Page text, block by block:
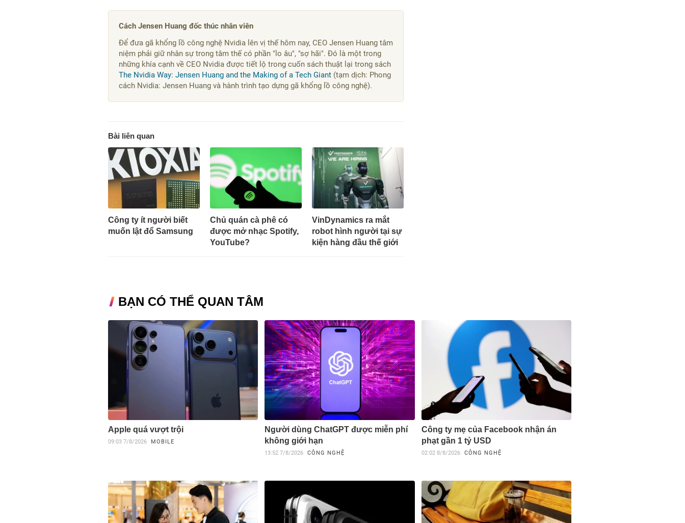
Cách Jensen Huang đốc thúc nhân viên
Để đưa gã khổng lồ công nghệ Nvidia lên vị thế hôm nay, CEO Jensen Huang tâm
niệm phải giữ nhân sự trong tâm thế có phần "lo âu", "sợ hãi". Đó là một trong
những khía cạnh về CEO Nvidia được tiết lộ trong cuốn sách thuật lại trong sách
The Nvidia Way: Jensen Huang and the Making of a Tech Giant (tạm dịch: Phong
cách Nvidia: Jensen Huang và hành trình tạo dựng gã khổng lồ công nghệ).
Bài liên quan
Công ty ít người biết
muốn lật đổ Samsung
Chủ quán cà phê có
được mở nhạc Spotify,
YouTube?
VinDynamics ra mắt
robot hình người tại sự
kiện hàng đầu thế giới
BẠN CÓ THỂ QUAN TÂM
Apple quá vượt trội
09:03 7/8/2026 MOBILE
Người dùng ChatGPT được miễn phí
không giới hạn
13:52 7/8/2026 CÔNG NGHỆ
Công ty mẹ của Facebook nhận án
phạt gần 1 tỷ USD
02:02 8/8/2026 CÔNG NGHỆ